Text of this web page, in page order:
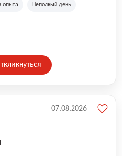
информационным
опыта Неполный день
07.08.2026